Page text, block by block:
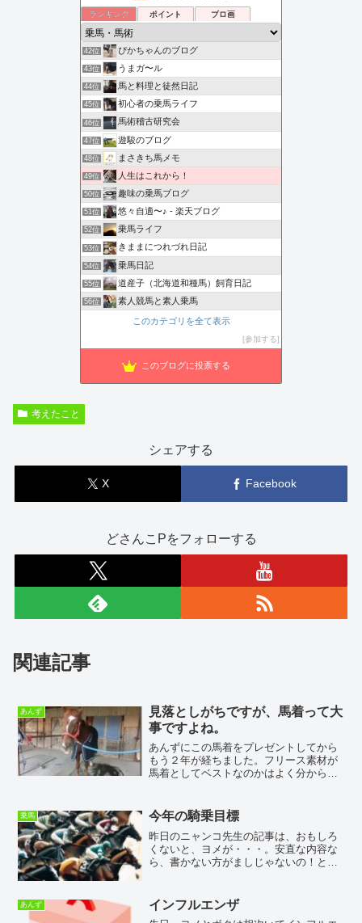
ランキング ポイント ブロ画
42位 ぴかちゃんのブログ
43位 うまガ〜ル
44位 馬と料理と徒然日記
45位 初心者の乗馬ライフ
46位 馬術稽古研究会
47位 遊駿のブログ
48位 まさきち馬メモ
49位 人生はこれから！
50位 趣味の乗馬ブログ
51位 悠々自適〜♪ - 楽天ブログ
52位 乗馬ライフ
53位 きままにつれづれ日記
54位 乗馬日記
55位 道産子（北海道和種馬）飼育日記
56位 素人競馬と素人乗馬
このカテゴリを全て表示
参加する
このブログに投票する
考えたこと
シェアする
X Facebook
どさんこPをフォローする
関連記事
あんず
見落としがちですが、馬着って大
事ですよね。
あんずにこの馬着をプレゼントしてから
もう２年が経ちました。フリース素材が
馬着としてベストなのかはよく分からな
てくれるので、本当にありがたいです。
でも、他の馬と同様に馬体...
乗馬 今年の騎乗目標
昨日のニャンコ先生の記事は、おもしろ
くないと、ヨメが・・・。安直な内容な
ら、書かない方がましじゃないの！と言
を通してもらうのですが、昨日はこの作
業を省略したのでありまし...
あんず インフルエンザ